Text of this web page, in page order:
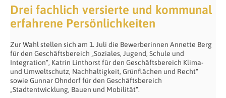
Drei fachlich versierte und kommunal
erfahrene Persönlichkeiten
Zur Wahl stellen sich am 1. Juli die Bewerberinnen Annette Berg
für den Geschäftsbereich „Soziales, Jugend, Schule und
Integration“, Katrin Linthorst für den Geschäftsbereich Klima-
und Umweltschutz, Nachhaltigkeit, Grünflächen und Recht“
sowie Gunnar Ohndorf für den Geschäftsbereich
„Stadtentwicklung, Bauen und Mobilität“.